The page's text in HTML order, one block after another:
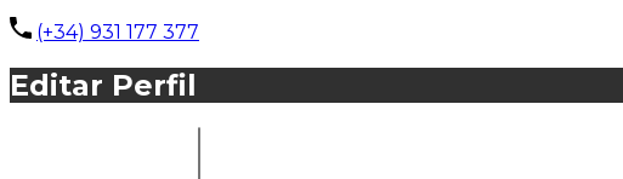
(+34) 931 177 377
Editar Perfil